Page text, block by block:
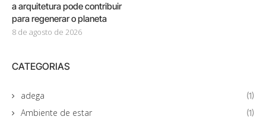
a arquitetura pode contribuir
para regenerar o planeta
8 de agosto de 2026
CATEGORIAS
adega (1)
Ambiente de estar (1)